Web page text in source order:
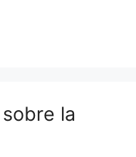
la